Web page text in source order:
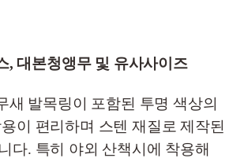
, 대본청앵무 및 유사사이즈
발목링이 포함된 투명 색상의
이 편리하며 스텐 재질로 제작된
다. 특히 야외 산책시에 착용해